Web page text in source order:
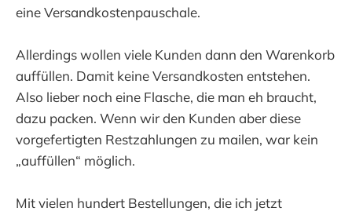
eine Versandkostenpauschale.
Allerdings wollen viele Kunden dann den Warenkorb
auffüllen. Damit keine Versandkosten entstehen.
Also lieber noch eine Flasche, die man eh braucht,
dazu packen. Wenn wir den Kunden aber diese
vorgefertigten Restzahlungen zu mailen, war kein
„auffüllen“ möglich.
Mit vielen hundert Bestellungen, die ich jetzt